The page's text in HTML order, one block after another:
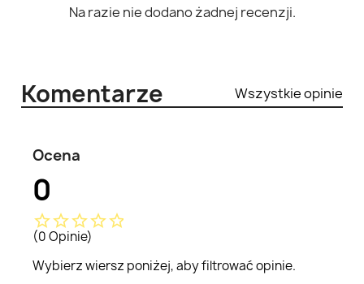
Na razie nie dodano żadnej recenzji.
Komentarze Wszystkie opinie
Ocena
0
star_borderstar_borderstar_borderstar_borderstar_border
(0 Opinie)
Wybierz wiersz poniżej, aby filtrować opinie.